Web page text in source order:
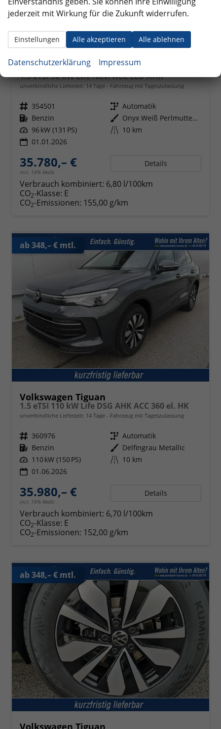
Volkswagen Tiguan
1.5 eTSI 96 kW Life Navi ACC LED AHK
unverbindliche Lieferzeit: 14 Tage Fahrzeug mit Tageszulassung
Fahrzeugnr. 354501 Getriebe Automatik
Kraftstoff Benzin Außenfarbe
Onyx Weiß Perlmutteffekt
Leistung 96 kW (131 PS) Kilometerstand 10 km
01.01.2026
35.780,– €
incl. 19% MwSt.
Details
Verbrauch kombiniert: 6,80 l/100km
CO2-Klasse: E
CO2-Emissionen: 155,00 g/km
ab 348,– € mtl.
Volkswagen Tiguan
1.5 eTSI 110 kW Life DSG AHK ACC 360 el. HK
unverbindliche Lieferzeit: 14 Tage Fahrzeug mit Tageszulassung
Fahrzeugnr. 360976 Getriebe Automatik
Kraftstoff Benzin Außenfarbe Delfingrau Metallic
Leistung 110 kW (150 PS) Kilometerstand 10 km
01.06.2026
35.980,– €
incl. 19% MwSt.
Details
Verbrauch kombiniert: 6,70 l/100km
CO2-Klasse: E
CO2-Emissionen: 152,00 g/km
ab 348,– € mtl.
Volkswagen Tiguan
jederzeit mit Wirkung für die Zukunft widerrufen.
Alle akzeptieren Alle ablehnen
Einstellungen
Datenschutzerklärung Impressum